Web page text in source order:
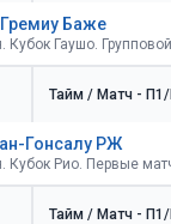
Баже
Кубок Гаушо.
Тайм / Матч -
Гонсалу РЖ
Кубок Рио. Первые
Тайм / Матч -